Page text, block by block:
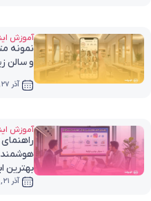
آموزش
نمونه
و سالن
آذر ۲۷, ۱۴۰۴
آموزش
هوشمند
بهترین
آذر ۲۱, ۱۴۰۴